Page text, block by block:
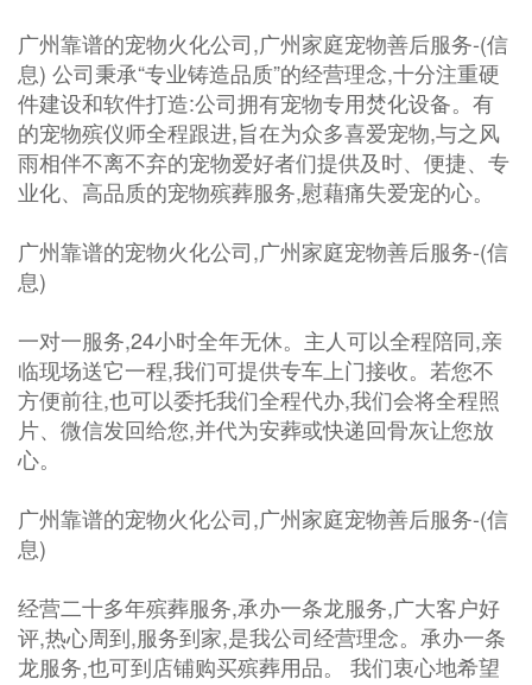
广州靠谱的宠物火化公司,广州家庭宠物善后服务-(信
息) 公司秉承“专业铸造品质”的经营理念,十分注重硬
件建设和软件打造:公司拥有宠物专用焚化设备。有
的宠物殡仪师全程跟进,旨在为众多喜爱宠物,与之风
雨相伴不离不弃的宠物爱好者们提供及时、便捷、专
业化、高品质的宠物殡葬服务,慰藉痛失爱宠的心。
广州靠谱的宠物火化公司,广州家庭宠物善后服务-(信
息)
一对一服务,24小时全年无休。主人可以全程陪同,亲
临现场送它一程,我们可提供专车上门接收。若您不
方便前往,也可以委托我们全程代办,我们会将全程照
片、微信发回给您,并代为安葬或快递回骨灰让您放
心。
广州靠谱的宠物火化公司,广州家庭宠物善后服务-(信
息)
经营二十多年殡葬服务,承办一条龙服务,广大客户好
评,热心周到,服务到家,是我公司经营理念。承办一条
龙服务,也可到店铺购买殡葬用品。 我们衷心地希望